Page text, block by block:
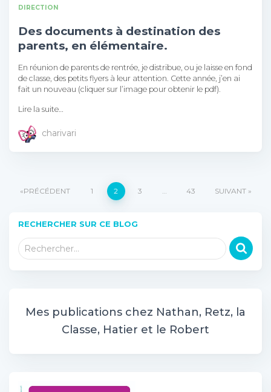
DIRECTION
Des documents à destination des
parents, en élémentaire.
En réunion de parents de rentrée, je distribue, ou je laisse en fond
de classe, des petits flyers à leur attention. Cette année, j’en ai
fait un nouveau (cliquer sur l’image pour obtenir le pdf).
Lire la suite…
charivari
Pagination
des
publications
PRÉCÉDENT 1 2 3 … 43 SUIVANT
RECHERCHER SUR CE BLOG
R Rechercher…
Mes publications chez Nathan, Retz, la
Classe, Hatier et le Robert